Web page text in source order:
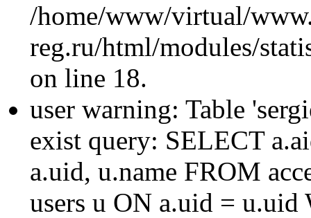
/home/www/virtual/
reg.ru/html/modules/
on line 18.
user warning: Table
exist query: SELECT
a.uid, u.name FROM
users u ON a.uid = u.uid